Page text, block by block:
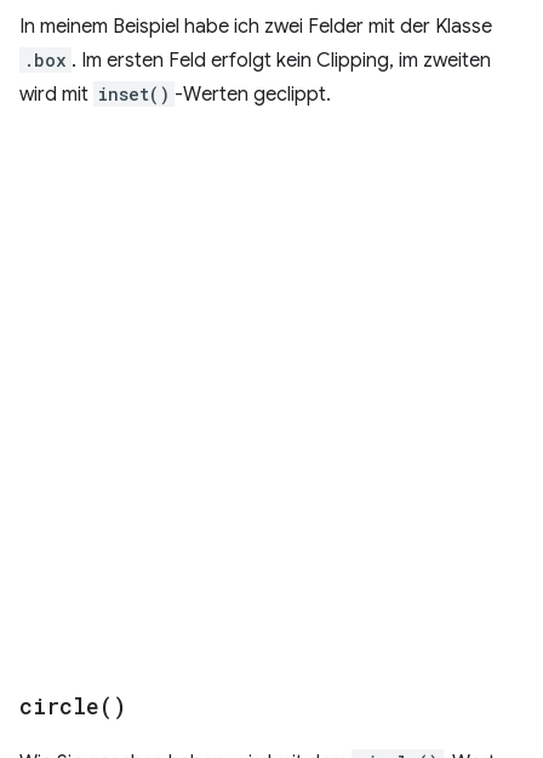
In meinem Beispiel habe ich zwei Felder mit der Klasse
.box . Im ersten Feld erfolgt kein Clipping, im zweiten
wird mit inset() -Werten geclippt.
circle( )